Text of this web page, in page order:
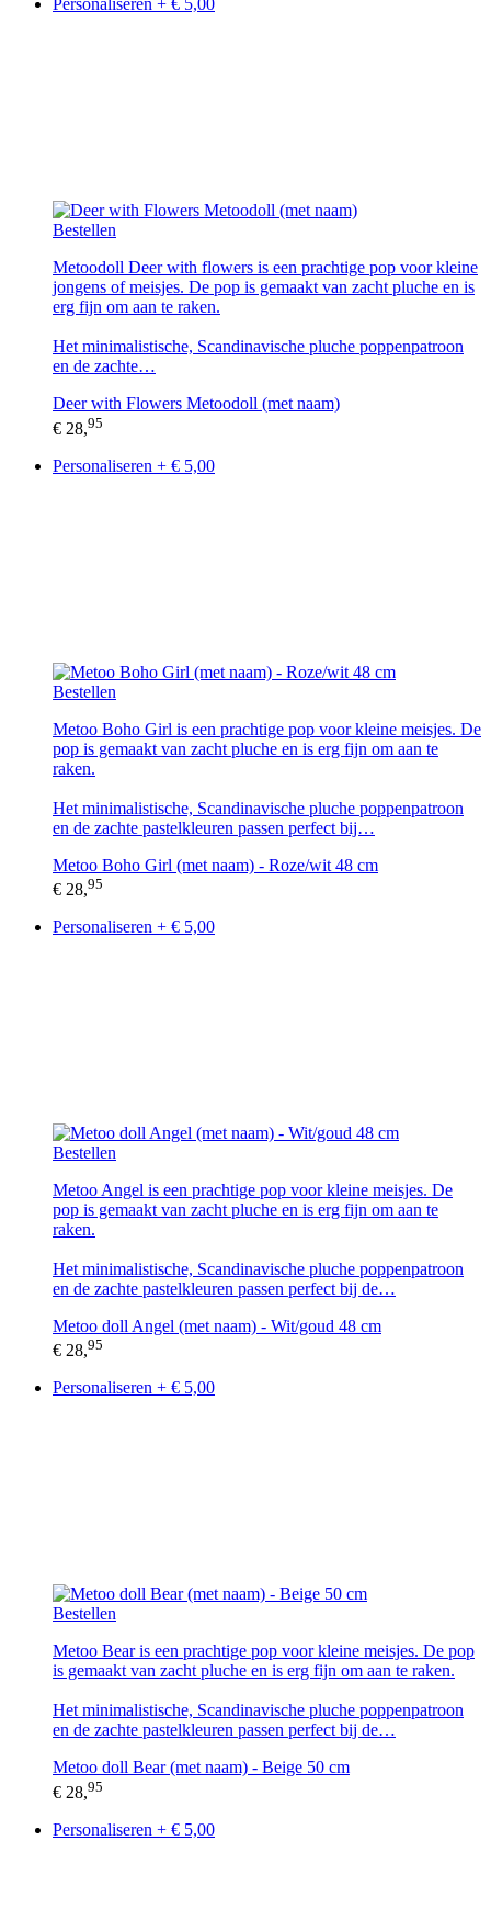
Personaliseren + € 5,00
Bestellen
Metoodoll Deer with flowers is een prachtige pop voor kleine
jongens of meisjes. De pop is gemaakt van zacht pluche en is
erg fijn om aan te raken.
Het minimalistische, Scandinavische pluche poppenpatroon
en de zachte…
Deer with Flowers Metoodoll (met naam)
€ 28,95
Personaliseren + € 5,00
Bestellen
Metoo Boho Girl is een prachtige pop voor kleine meisjes. De
pop is gemaakt van zacht pluche en is erg fijn om aan te
raken.
Het minimalistische, Scandinavische pluche poppenpatroon
en de zachte pastelkleuren passen perfect bij…
Metoo Boho Girl (met naam) - Roze/wit 48 cm
€ 28,95
Personaliseren + € 5,00
Bestellen
Metoo Angel is een prachtige pop voor kleine meisjes. De
pop is gemaakt van zacht pluche en is erg fijn om aan te
raken.
Het minimalistische, Scandinavische pluche poppenpatroon
en de zachte pastelkleuren passen perfect bij de…
Metoo doll Angel (met naam) - Wit/goud 48 cm
€ 28,95
Personaliseren + € 5,00
Bestellen
Metoo Bear is een prachtige pop voor kleine meisjes. De pop
is gemaakt van zacht pluche en is erg fijn om aan te raken.
Het minimalistische, Scandinavische pluche poppenpatroon
en de zachte pastelkleuren passen perfect bij de…
Metoo doll Bear (met naam) - Beige 50 cm
€ 28,95
Personaliseren + € 5,00